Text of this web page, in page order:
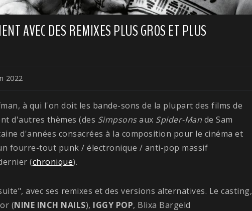
AVEC DES REMIXES PLUS GROS ET PLUS
2022
à qui l'on doit les bande-sons de la plupart des films de
d'autres thèmes (des Simpsonsaux Spider-Man de Sam
d'années consacrées à la composition pour le cinéma et
fourre-tout punk / électronique / anti-pop massif
(chronique).
avec ses remixes et des versions alternatives. Le casting,
(NINE INCH NAILS), IGGY POP, Blixa Bargeld